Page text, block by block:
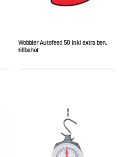
Wobbler Autofeed 50 inkl extra ben,
tillbehör